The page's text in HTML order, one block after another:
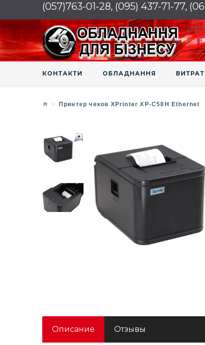
(057)763-01-28, (095) 437-71-77,
КОНТАКТИ ОБЛАДНАННЯ
Принтер чеков XPrinter XP-С58H Ethernet
Описание Отзывы